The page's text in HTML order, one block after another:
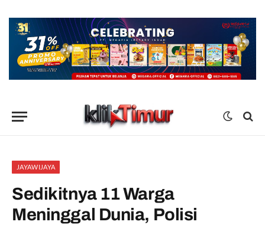
JAYAWIJAYA
Sedikitnya 11 Warga
Meninggal Dunia, Polisi